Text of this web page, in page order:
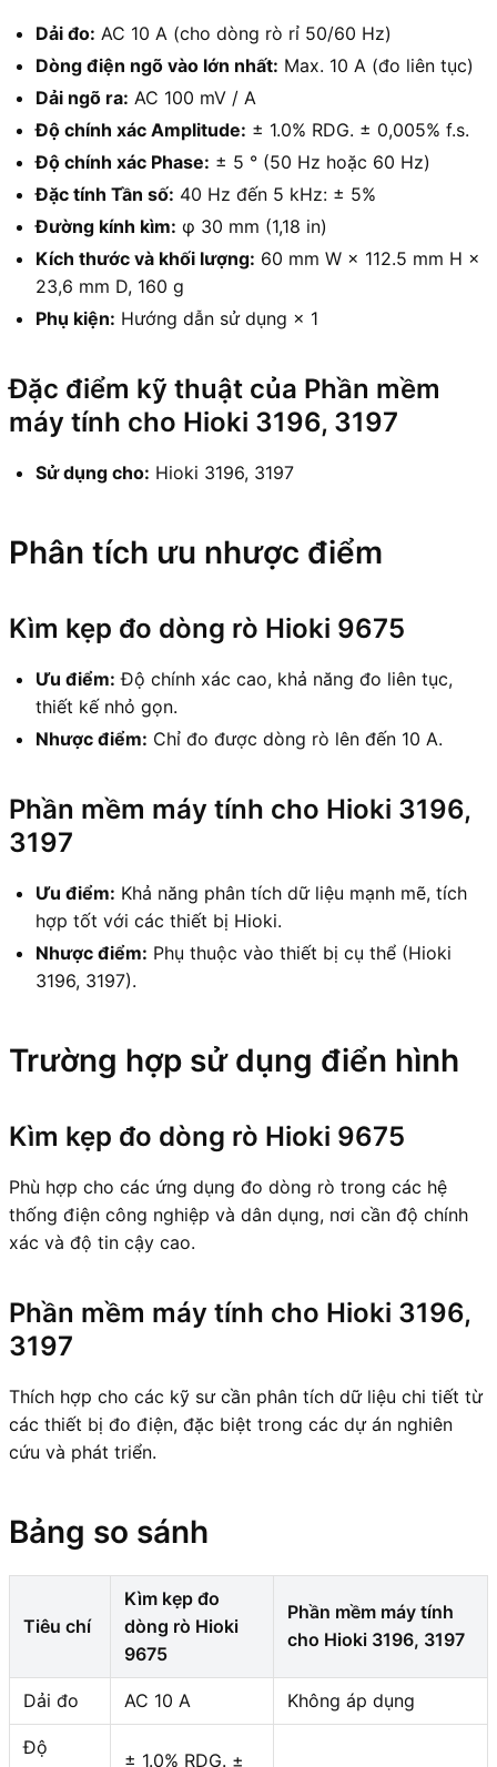
Dải đo: AC 10 A (cho dòng rò rỉ 50/60 Hz)
Dòng điện ngõ vào lớn nhất: Max. 10 A (đo liên tục)
Dải ngõ ra: AC 100 mV / A
Độ chính xác Amplitude: ± 1.0% RDG. ± 0,005% f.s.
Độ chính xác Phase: ± 5 ° (50 Hz hoặc 60 Hz)
Đặc tính Tần số: 40 Hz đến 5 kHz: ± 5%
Đường kính kìm: φ 30 mm (1,18 in)
Kích thước và khối lượng: 60 mm W × 112.5 mm H ×
23,6 mm D, 160 g
Phụ kiện: Hướng dẫn sử dụng × 1
Đặc điểm kỹ thuật của Phần mềm
máy tính cho Hioki 3196, 3197
Sử dụng cho: Hioki 3196, 3197
Phân tích ưu nhược điểm
Kìm kẹp đo dòng rò Hioki 9675
Ưu điểm: Độ chính xác cao, khả năng đo liên tục,
thiết kế nhỏ gọn.
Nhược điểm: Chỉ đo được dòng rò lên đến 10 A.
Phần mềm máy tính cho Hioki 3196,
3197
Ưu điểm: Khả năng phân tích dữ liệu mạnh mẽ, tích
hợp tốt với các thiết bị Hioki.
Nhược điểm: Phụ thuộc vào thiết bị cụ thể (Hioki
3196, 3197).
Trường hợp sử dụng điển hình
Kìm kẹp đo dòng rò Hioki 9675
Phù hợp cho các ứng dụng đo dòng rò trong các hệ
thống điện công nghiệp và dân dụng, nơi cần độ chính
xác và độ tin cậy cao.
Phần mềm máy tính cho Hioki 3196,
3197
Thích hợp cho các kỹ sư cần phân tích dữ liệu chi tiết từ
các thiết bị đo điện, đặc biệt trong các dự án nghiên
cứu và phát triển.
Bảng so sánh
Tiêu chí
Kìm kẹp đo
dòng rò Hioki
9675
Phần mềm máy tính
cho Hioki 3196, 3197
Dải đo AC 10 A Không áp dụng
Độ
± 1.0% RDG. ±